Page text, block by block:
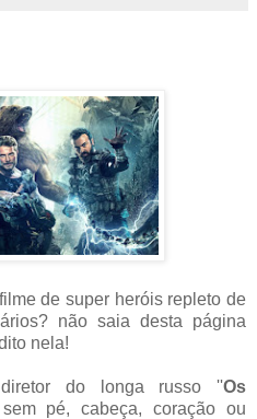
de super heróis repleto de
não saia desta página
nela!
do longa russo ''Os
pé, cabeça, coração ou